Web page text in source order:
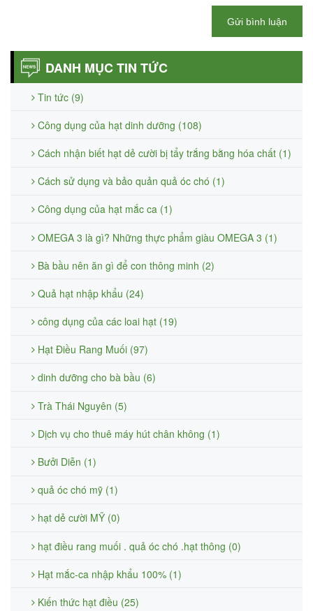
Gửi bình luận
DANH MỤC TIN TỨC
Tin tức (9)
Công dụng của hạt dinh dưỡng (108)
Cách nhận biết hạt dẻ cười bị tẩy trắng bằng hóa chất (1)
Cách sử dụng và bảo quản quả óc chó (1)
Công dụng của hạt mắc ca (1)
OMEGA 3 là gì? Những thực phẩm giàu OMEGA 3 (1)
Bà bầu nên ăn gì để con thông minh (2)
Quả hạt nhập khẩu (24)
công dụng của các loai hạt (19)
Hạt Điều Rang Muối (97)
dinh dưỡng cho bà bầu (6)
Trà Thái Nguyên (5)
Dịch vụ cho thuê máy hút chân không (1)
Bưởi Diễn (1)
quả óc chó mỹ (1)
hạt dẻ cười MỸ (0)
hạt điều rang muối . quả óc chó .hạt thông (0)
Hạt mắc-ca nhập khẩu 100% (1)
Kiến thức hạt điều (25)